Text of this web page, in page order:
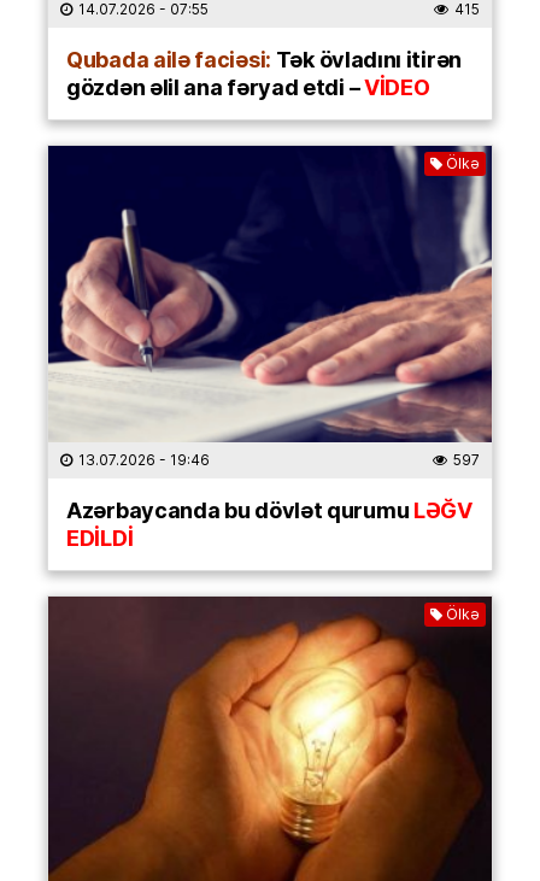
14.07.2026 - 07:55 415
Qubada ailə faciəsi: Tək övladını itirən
gözdən əlil ana fəryad etdi –VİDEO
Ölkə
13.07.2026 - 19:46 597
Azərbaycanda bu dövlət qurumuLƏĞV
EDİLDİ
Ölkə